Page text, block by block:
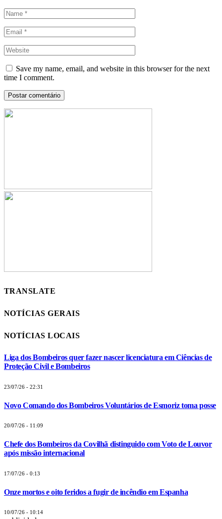
Save my name, email, and website in this browser for the next
time I comment.
TRANSLATE
NOTÍCIAS GERAIS
NOTÍCIAS LOCAIS
Liga dos Bombeiros quer fazer nascer licenciatura em Ciências de
Proteção Civil e Bombeiros
23/07/26 - 22:31
Novo Comando dos Bombeiros Voluntários de Esmoriz toma posse
20/07/26 - 11:09
Chefe dos Bombeiros da Covilhã distinguido com Voto de Louvor
após missão internacional
17/07/26 - 0:13
Onze mortos e oito feridos a fugir de incêndio em Espanha
10/07/26 - 10:14